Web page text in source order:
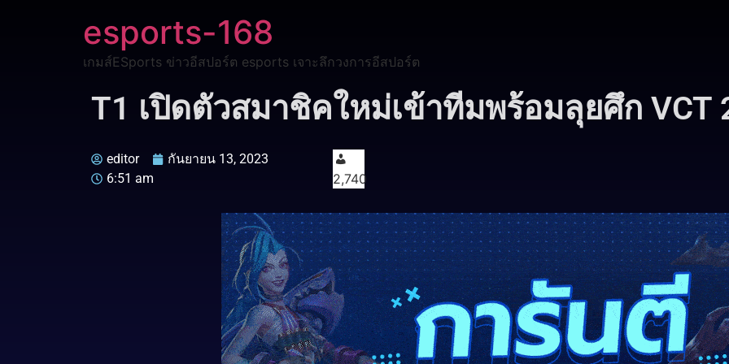
esports-168
เกมส์ESports ข่าวอีสปอร์ต esports เจาะลึกวงการอีสปอร์ต
T1 เปิดตัวสมาชิคใหม่เข้าทีมพร้อมลุยศึก VCT
editor
กันยายน 13, 2023
6:51 am
2,740